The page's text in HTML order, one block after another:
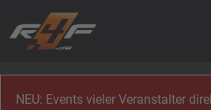
NEU: Events vieler Veranstalter